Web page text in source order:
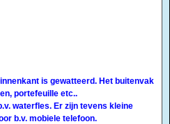
is gewatteerd. Het buitenvak
portefeuille etc..
waterfles. Er zijn tevens kleine
b.v. mobiele telefoon.